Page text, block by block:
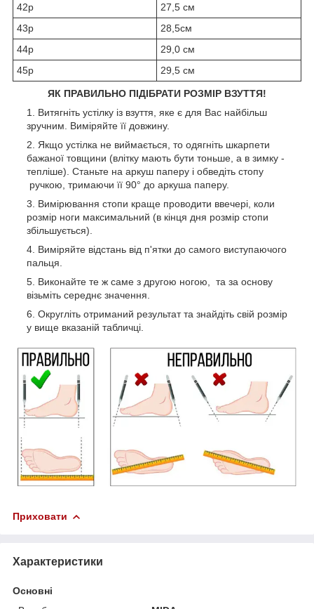
42р
27,5 см
43р
28,5см
44р
29,0 см
45р
29,5 см
ЯК ПРАВИЛЬНО ПІДІБРАТИ РОЗМІР ВЗУТТЯ!
Витягніть устілку із взуття, яке є для Вас найбільш
зручним. Виміряйте її довжину.
Якщо устілка не виймається, то одягніть шкарпети
бажаної товщини (влітку мають бути тоньше, а в зимку -
тепліше). Станьте на аркуш паперу і обведіть стопу
ручкою, тримаючи її 90° до аркуша паперу.
Вимірювання стопи краще проводити ввечері, коли
розмір ноги максимальний (в кінця дня розмір стопи
збільшується).
Виміряйте відстань від п'ятки до самого виступаючого
пальця.
Виконайте те ж саме з другою ногою, та за основу
візьміть середнє значення.
Округліть отриманий результат та знайдіть свій розмір
у вище вказаній табличці.
Приховати
Характеристики
Основні